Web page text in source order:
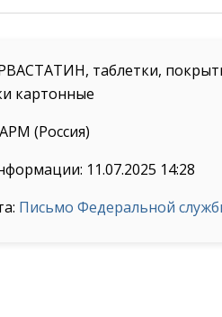
таблетки,
картонные
(Россия)
11.07.2025 14:28
Письмо Федеральной